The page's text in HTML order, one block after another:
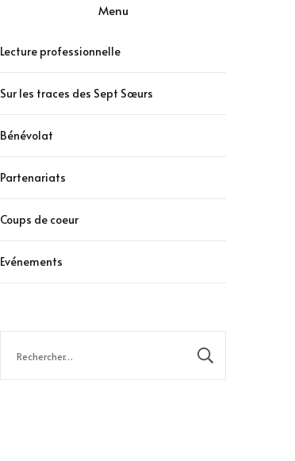
Menu
Lecture professionnelle
Sur les traces des Sept Sœurs
Bénévolat
Partenariats
Coups de coeur
Evénements